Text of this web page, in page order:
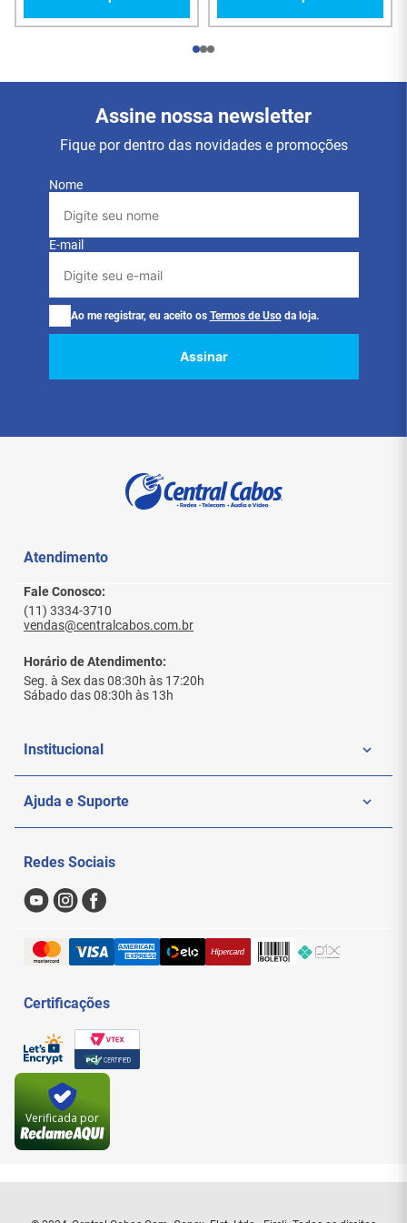
Assine nossa newsletter
Fique por dentro das novidades e promoções
Nome
E-mail
Ao me registrar, eu aceito os Termos de Uso da loja.
Assinar
Atendimento
Fale Conosco:
(11) 3334-3710
vendas@centralcabos.com.br
Horário de Atendimento:
Seg. à Sex das 08:30h às 17:20h
Sábado das 08:30h às 13h
Institucional
Quem Somos
Nossas Lojas
Formas de Pagamento
Trocas e Devoluções
Ajuda e Suporte
Sac
Redes Sociais
Certificações
Verificada por